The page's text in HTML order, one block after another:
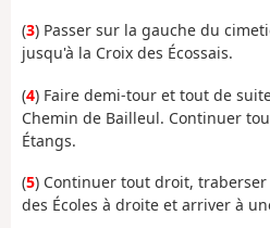
(3) Passer sur la gauche du
jusqu'à la Croix des Écossais.
(4) Faire demi-tour et tout de
Chemin de Bailleul. Continuer
Étangs.
(5) Continuer tout droit,
des Écoles à droite et arriver à